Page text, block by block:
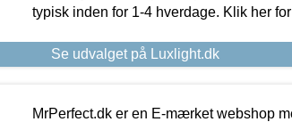
typisk inden for 1-4 hverdage. Klik her
Se udvalget på Luxlight.dk
MrPerfect.dk er en E-mærket webshop